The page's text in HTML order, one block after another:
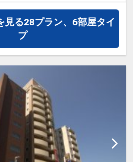
っております。
手が届く【快適サービ
ある滞在時間。
（代金不要）＆セルフ
荷物を預けて身軽に観
ニティやアイマスクな
幅広くご用意。
見る28プラン、6部屋タイ
プ